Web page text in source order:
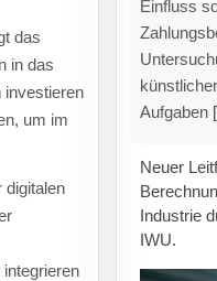
das
in das
investieren
um im
digitalen
Ermittlung
vielfältige
Gezielte